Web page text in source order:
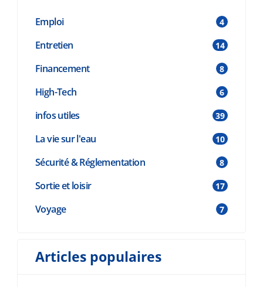
Emploi 4
Entretien 14
Financement 8
High-Tech 6
infos utiles 39
La vie sur l'eau 10
Sécurité & Réglementation 8
Sortie et loisir 17
Voyage 7
Articles populaires